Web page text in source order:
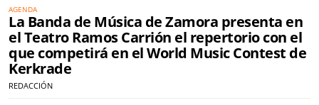
AGENDA
La Banda de Música de Zamora presenta en
el Teatro Ramos Carrión el repertorio con el
que competirá en el World Music Contest de
Kerkrade
REDACCIÓN